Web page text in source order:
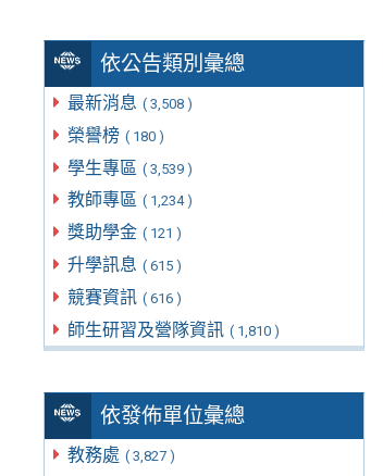
依公告類別彙總
最新消息 ( 3,508 )
榮譽榜 ( 180 )
學生專區 ( 3,539 )
教師專區 ( 1,234 )
獎助學金 ( 121 )
升學訊息 ( 615 )
競賽資訊 ( 616 )
師生研習及營隊資訊 ( 1,810 )
依發佈單位彙總
教務處 ( 3,827 )